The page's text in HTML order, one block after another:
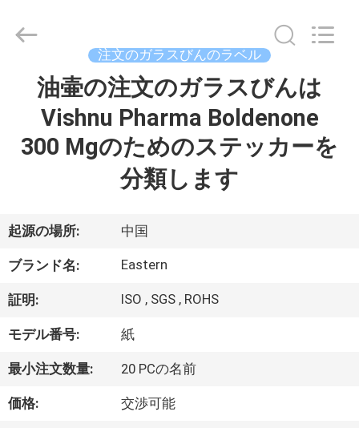
プ
ク
ト
私
達
に
2017
Reserved.
注文のガラスびんのラベル
油壷の注文のガラスびんは
Vishnu Pharma Boldenone
300 Mgのためのステッカーを
分類します
起源の場所: 中国
ブランド名: Eastern
証明: ISO , SGS , ROHS
モデル番号: 紙
最小注文数量: 20 PCの名前
価格: 交渉可能